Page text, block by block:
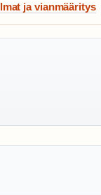
ja vianmääritys